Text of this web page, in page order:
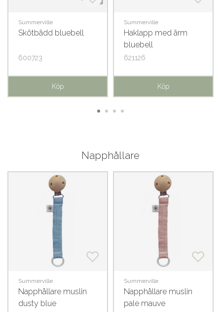
Summerville
Skötbädd bluebell
600723
Köp
Summerville
Haklapp med ärm
bluebell
621126
Köp
Napphållare
Summerville
Napphållare muslin
dusty blue
Summerville
Napphållare muslin
pale mauve